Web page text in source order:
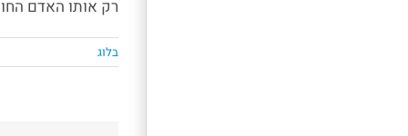
רק אותו האדם
בלוג